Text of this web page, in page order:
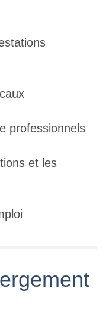
professionnels
et les